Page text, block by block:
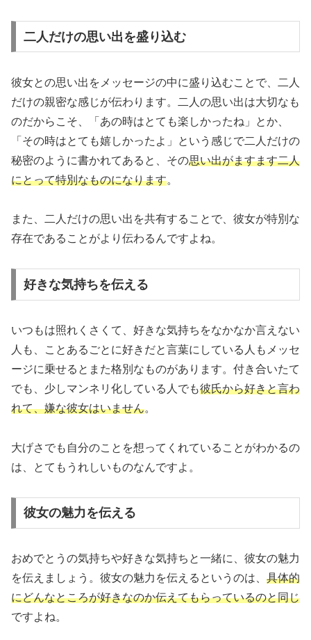
二人だけの思い出を盛り込む
彼女との思い出をメッセージの中に盛り込むことで、二人
だけの親密な感じが伝わります。二人の思い出は大切なも
のだからこそ、「あの時はとても楽しかったね」とか、
「その時はとても嬉しかったよ」という感じで二人だけの
秘密のように書かれてあると、その思い出がますます二人
にとって特別なものになります。
また、二人だけの思い出を共有することで、彼女が特別な
存在であることがより伝わるんですよね。
好きな気持ちを伝える
いつもは照れくさくて、好きな気持ちをなかなか言えない
人も、ことあるごとに好きだと言葉にしている人もメッセ
ージに乗せるとまた格別なものがあります。付き合いたて
でも、少しマンネリ化している人でも彼氏から好きと言わ
れて、嫌な彼女はいません。
大げさでも自分のことを想ってくれていることがわかるの
は、とてもうれしいものなんですよ。
彼女の魅力を伝える
おめでとうの気持ちや好きな気持ちと一緒に、彼女の魅力
を伝えましょう。彼女の魅力を伝えるというのは、 具体的
にどんなところが好きなのか伝えてもらっているのと同じ
ですよね。